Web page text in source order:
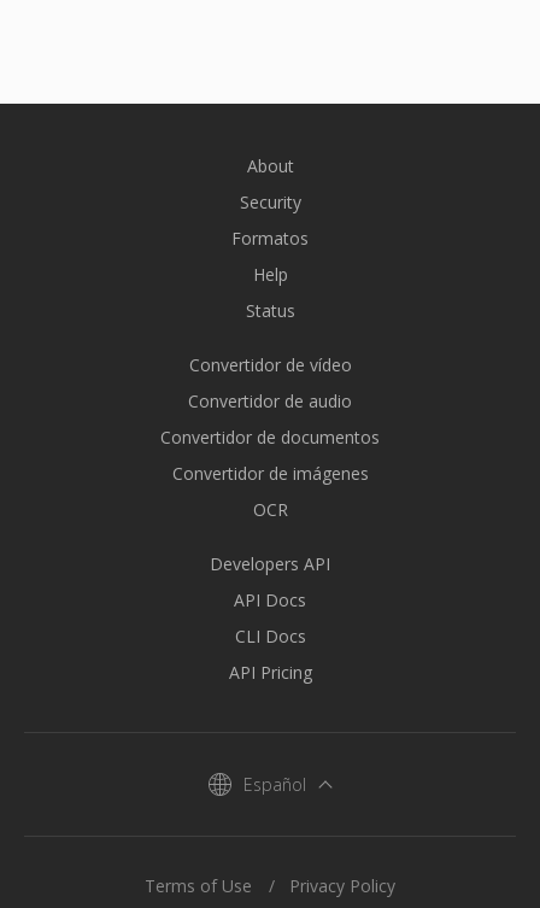
About
Security
Formatos
Help
Status
Convertidor de vídeo
Convertidor de audio
Convertidor de documentos
Convertidor de imágenes
OCR
Developers API
API Docs
CLI Docs
API Pricing
Español
Terms of Use Privacy Policy